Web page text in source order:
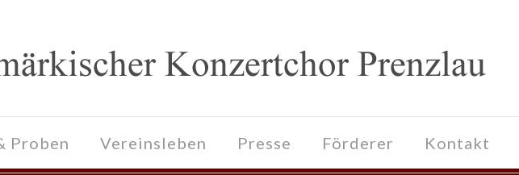
Proben Vereinsleben Presse Förderer Kontakt